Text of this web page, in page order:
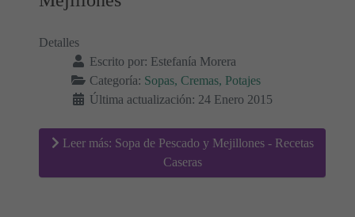
Detalles
Escrito por: Estefanía Morera
Categoría: Sopas, Cremas, Potajes
Última actualización: 24 Enero 2015
Leer más: Sopa de Pescado y Mejillones - Recetas
Caseras